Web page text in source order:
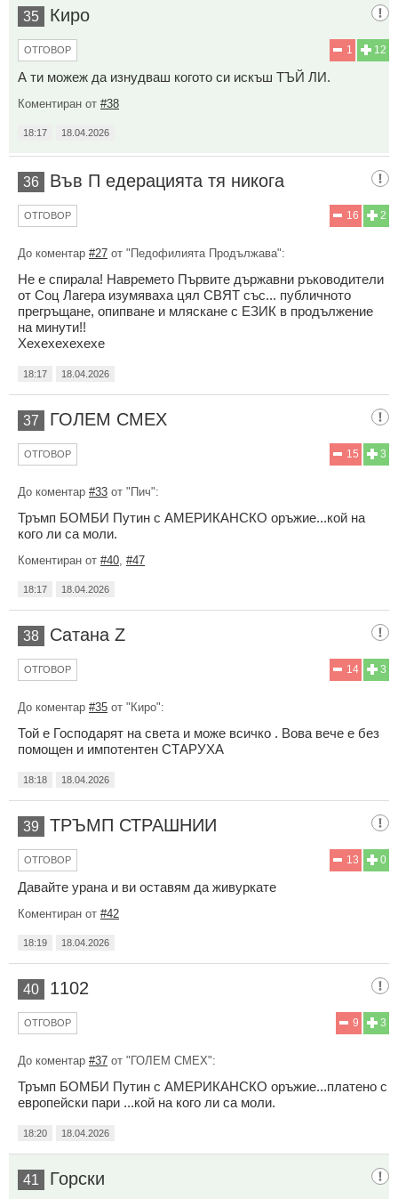
35 Киро
12
1
ОТГОВОР
А ти можеж да изнудваш когото си искъш ТЪЙ ЛИ.
Коментиран от #38
18:17 18.04.2026
36 Във П едерацията тя никога
2
16
ОТГОВОР
До коментар #27 от "Педофилията Продължава":
Не е спирала! Навремето Първите държавни ръководители
от Соц Лагера изумяваха цял СВЯТ със... публичното
прегръщане, опипване и мляскане с ЕЗИК в продължение
на минути!!
Хехехехехехе
18:17 18.04.2026
37 ГОЛЕМ СМЕХ
3
15
ОТГОВОР
До коментар #33 от "Пич":
Тръмп БОМБИ Путин с АМЕРИКАНСКО оръжие...кой на
кого ли са моли.
Коментиран от #40 #47
18:17 18.04.2026
38 Сатана Z
3
14
ОТГОВОР
До коментар #35 от "Киро":
Той е Господарят на света и може всичко . Вова вече е без
помощен и импотентен СТАРУХА
18:18 18.04.2026
39 ТРЪМП СТРАШНИИ
0
13
ОТГОВОР
Давайте урана и ви оставям да живуркате
Коментиран от #42
18:19 18.04.2026
40 1102
3
9
ОТГОВОР
До коментар #37 от "ГОЛЕМ СМЕХ":
Тръмп БОМБИ Путин с АМЕРИКАНСКО оръжие...платено с
европейски пари ...кой на кого ли са моли.
18:20 18.04.2026
41 Горски